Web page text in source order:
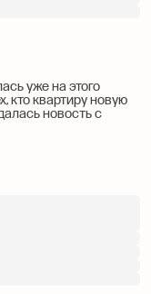
уже на этого
кто квартиру новую
новость с